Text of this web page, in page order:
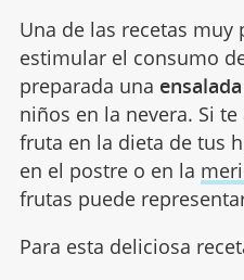
Una de las recetas muy
estimular el consumo
preparada una
niños en la nevera. Si
fruta en la dieta de tus
en el postre o en la
frutas puede
Para esta deliciosa